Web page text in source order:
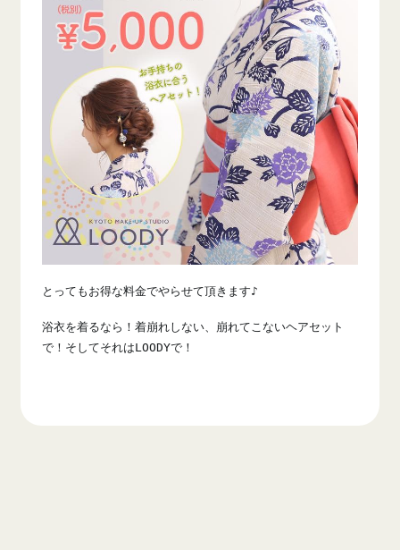
とってもお得な料金でやらせて頂きます♪
浴衣を着るなら！着崩れしない、崩れてこないヘアセット
で！そしてそれはLOODYで！